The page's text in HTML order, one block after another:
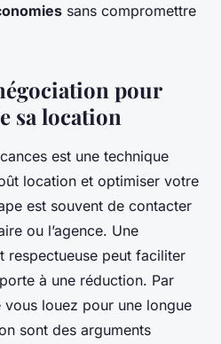
sans compromettre
pour
sa location
est une technique
location et optimiser votre
est souvent de contacter
ou l’agence. Une
respectueuse peut faciliter
à une réduction. Par
louez pour une longue
sont des arguments